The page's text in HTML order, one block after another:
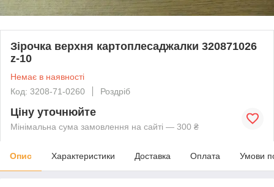
Зірочка верхня картоплесаджалки 320871026
z-10
Немає в наявності
Код: 3208-71-0260
Роздріб
Ціну уточнюйте
Мінімальна сума замовлення на сайті — 300 ₴
Опис Характеристики Доставка Оплата Умови